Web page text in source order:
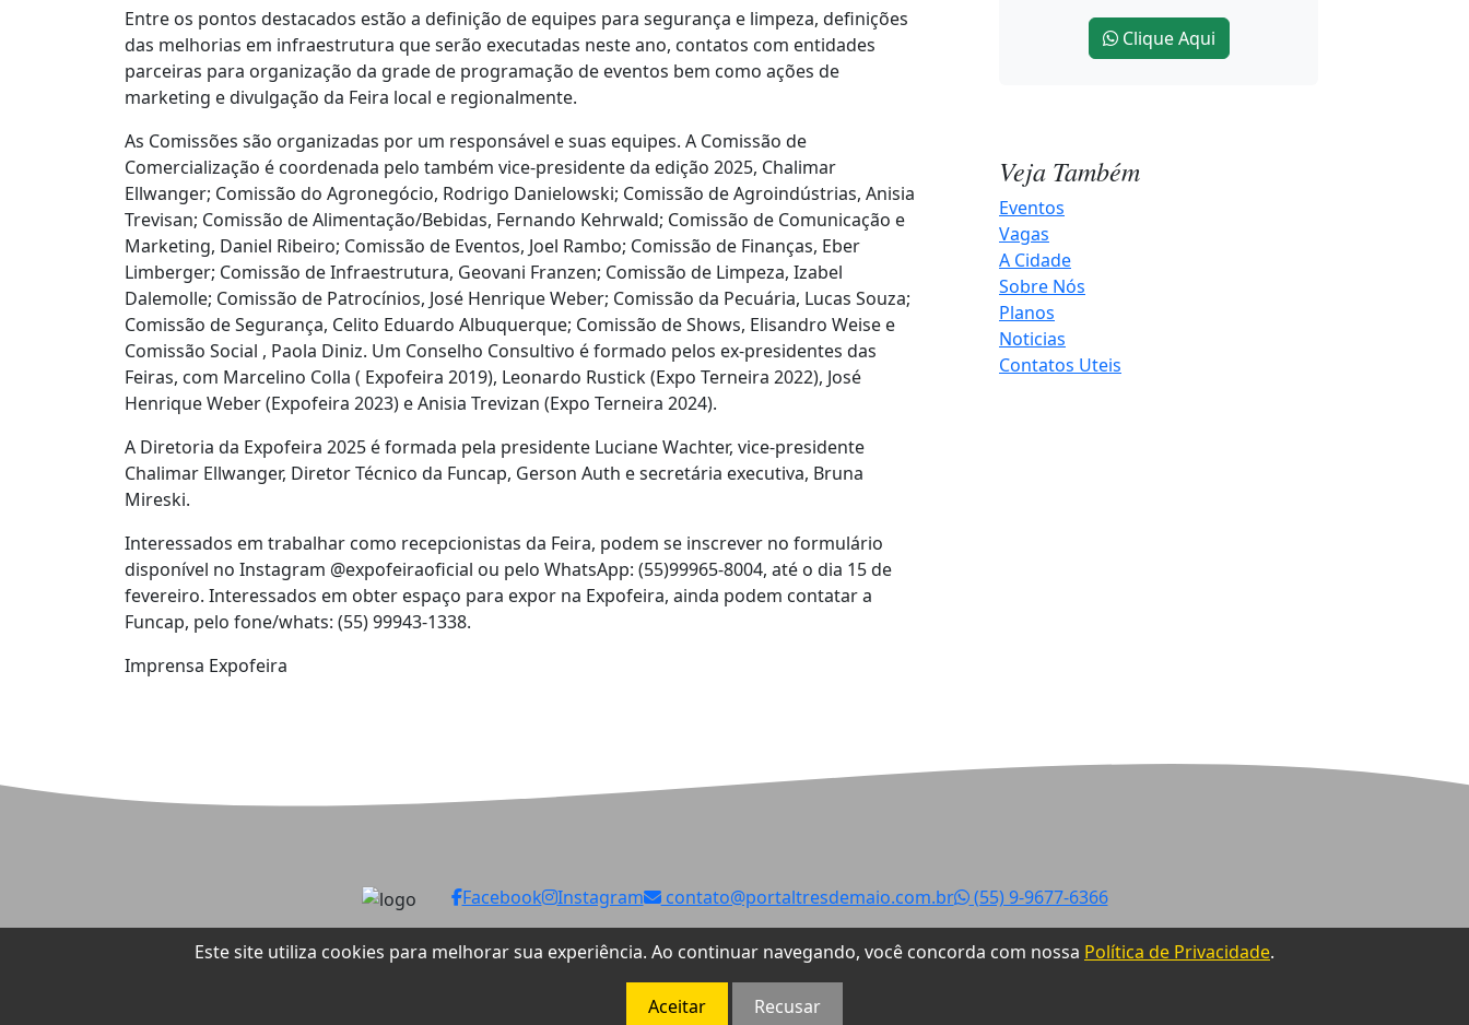
Entre os pontos destacados estão a definição de equipes para segurança e limpeza, definições
das melhorias em infraestrutura que serão executadas neste ano, contatos com entidades
parceiras para organização da grade de programação de eventos bem como ações de
marketing e divulgação da Feira local e regionalmente.
As Comissões são organizadas por um responsável e suas equipes. A Comissão de
Comercialização é coordenada pelo também vice-presidente da edição 2025, Chalimar
Ellwanger; Comissão do Agronegócio, Rodrigo Danielowski; Comissão de Agroindústrias, Anisia
Trevisan; Comissão de Alimentação/Bebidas, Fernando Kehrwald; Comissão de Comunicação e
Marketing, Daniel Ribeiro; Comissão de Eventos, Joel Rambo; Comissão de Finanças, Eber
Limberger; Comissão de Infraestrutura, Geovani Franzen; Comissão de Limpeza, Izabel
Dalemolle; Comissão de Patrocínios, José Henrique Weber; Comissão da Pecuária, Lucas Souza;
Comissão de Segurança, Celito Eduardo Albuquerque; Comissão de Shows, Elisandro Weise e
Comissão Social , Paola Diniz. Um Conselho Consultivo é formado pelos ex-presidentes das
Feiras, com Marcelino Colla ( Expofeira 2019), Leonardo Rustick (Expo Terneira 2022), José
Henrique Weber(Expofeira 2023) e Anisia Trevizan (Expo Terneira 2024).
A Diretoria da Expofeira 2025 é formada pela presidente Luciane Wachter, vice-presidente
Chalimar Ellwanger, Diretor Técnico da Funcap, Gerson Auth e secretária executiva, Bruna
Mireski.
Interessados em trabalhar como recepcionistas da Feira, podem se inscrever no formulário
disponível no Instagram @expofeiraoficial ou pelo WhatsApp: (55)99965-8004, até o dia 15 de
fevereiro. Interessados em obter espaço para expor na Expofeira, ainda podem contatar a
Funcap, pelo fone/whats: (55) 99943-1338.
Imprensa Expofeira
Noroeste Summit 2026 reúne
inovação e negócios em
nova mudança no tempo no RS
sementes de milho do Programa
Homem Morre após Sofrer
Descarga Elétrica durante Trabalho
de Poda em Ijuí
Clique Aqui
Veja Também
Eventos
Vagas
A Cidade
Sobre Nós
Planos
Noticias
Contatos Uteis
Este site utiliza cookies para melhorar sua experiência. Ao continuar navegando, você concorda com nossa Política de Privacidade.
Aceitar Recusar
Facebook Instagram contato@portaltresdemaio.com.br
(55) 9-9677-6366
Termos de Uso
Política de Privacidade
© 2026 Portal Três de Maio. Todos os direitos reservados.